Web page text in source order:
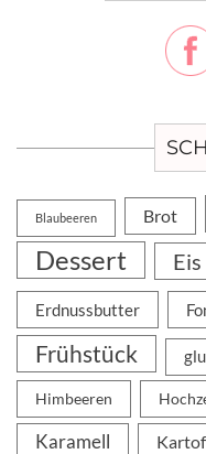
Blaubeeren Brot
Dessert Eis
Erdnussbutter
Frühstück
Himbeeren
Karamell